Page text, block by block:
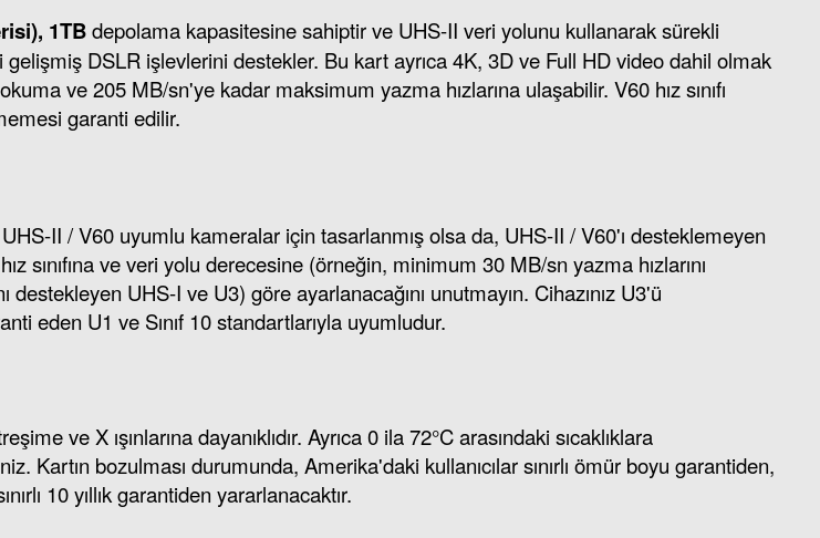
1TBdepolama kapasitesine sahiptir ve UHS-II veri yolunu kullanarak sürekli
DSLR işlevlerini destekler. Bu kart ayrıca 4K, 3D ve Full HD video dahil olmak
ve 205 MB/sn'ye kadar maksimum yazma hızlarına ulaşabilir. V60 hız sınıfı
garanti edilir.
II / V60 uyumlu kameralar için tasarlanmış olsa da, UHS-II / V60'ı desteklemeyen
sınıfına ve veri yolu derecesine (örneğin, minimum 30 MB/sn yazma hızlarını
UHS-I ve U3) göre ayarlanacağını unutmayın. Cihazınız U3'ü
eden U1 ve Sınıf 10 standartlarıyla uyumludur.
ve X ışınlarına dayanıklıdır. Ayrıca 0 ila 72°C arasındaki sıcaklıklara
Kartın bozulması durumunda, Amerika'daki kullanıcılar sınırlı ömür boyu garantiden,
10 yıllık garantiden yararlanacaktır.